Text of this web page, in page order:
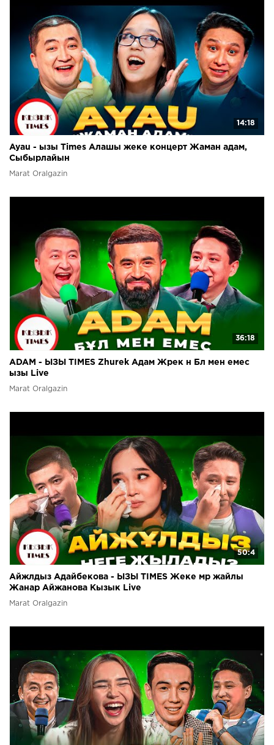
14:18
Ayau - ызы Times Алашы жеке концерт Жаман адам,
Сыбырлайын
Marat Oralgazin
36:18
ADAM - ЫЗЫ TIMES Zhurek Адам Жрек н Бл мен емес
ызы Live
Marat Oralgazin
50:4
Айжлдыз Адайбекова - ЫЗЫ TIMES Жеке мр жайлы
Жанар Айжанова Кызык Live
Marat Oralgazin